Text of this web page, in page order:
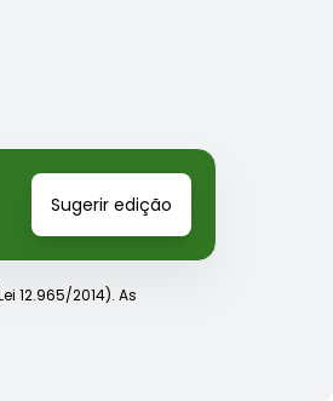
Sugerir edição
12.965/2014). As